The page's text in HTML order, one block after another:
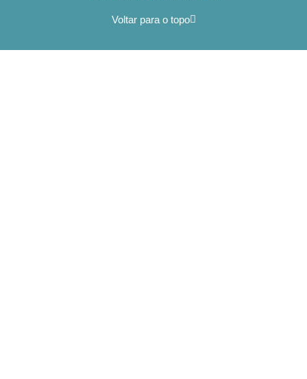
Voltar para o topo